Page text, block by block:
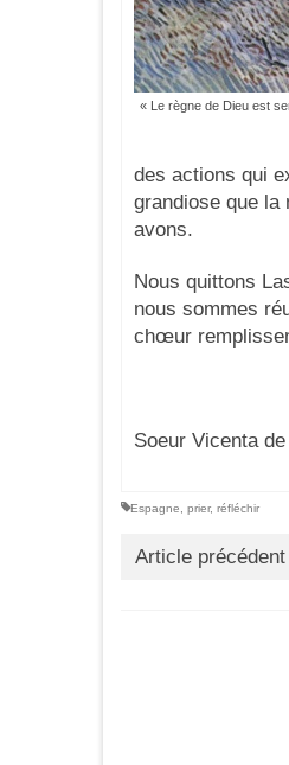
« Le règne de Dieu est
des actions qui
grandiose que la
avons.
Nous quittons
nous sommes
chœur
Soeur Vicenta
Espagne prier, réfléchir
Article précédent